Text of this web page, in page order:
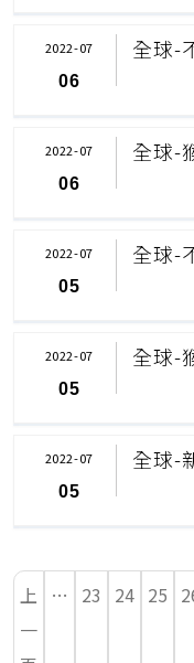
全球-
2022-07
06
全球-
2022-07
06
全球-
2022-07
05
全球-
2022-07
05
全球-
2022-07
05
上
一
… 23 24 25